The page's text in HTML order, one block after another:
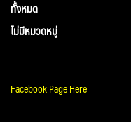
ทั้งหมด
ไม่มีหมวดหมู่
Facebook Page Here